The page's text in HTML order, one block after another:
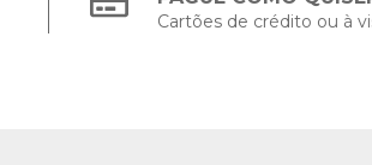
Cartões de crédito ou à